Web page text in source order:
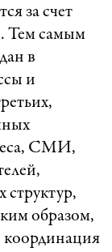
за счет
Тем самым
в
и
СМИ,
структур,
образом,
координация